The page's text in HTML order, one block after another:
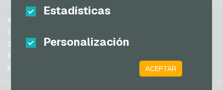
Estadísticas
Personalización
ACEPTAR
Suiza (IT)
Estados Unidos de América (EN)
Ayuda
Condiciones generales
Seguridad y verificación
Protección de datos
Información legal